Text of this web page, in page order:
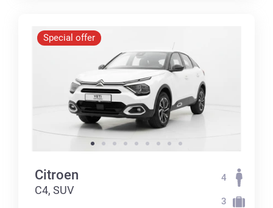
Special offer
Citroen
C4, SUV
4
3